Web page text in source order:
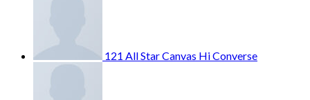
121 All Star Canvas Hi Converse